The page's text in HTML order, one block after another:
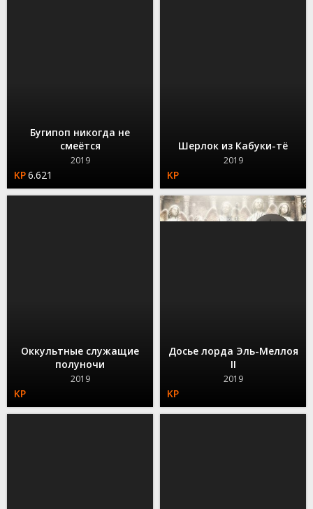
Бугипоп никогда не
смеётся
2019
6.621
Шерлок из Кабуки-тё
2019
Оккультные служащие
полуночи
2019
Досье лорда Эль-Меллоя
II
2019